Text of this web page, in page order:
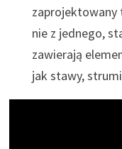
zaprojektowany
nie z jednego,
zawierają
jak stawy,